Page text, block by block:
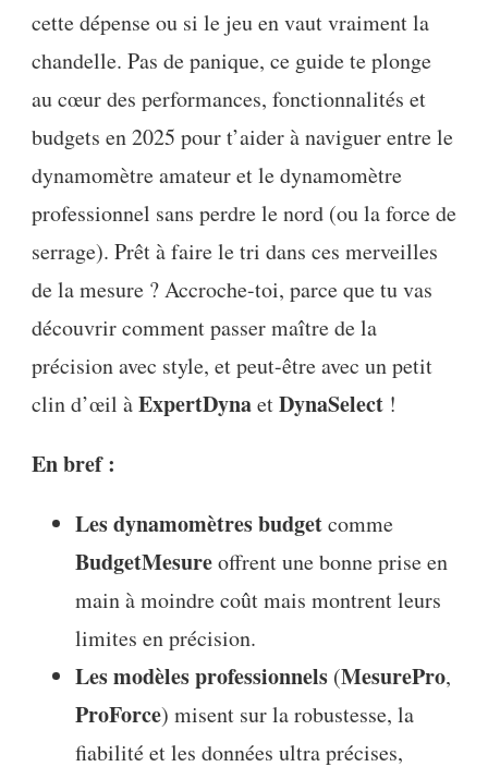
cette dépense ou si le jeu en vaut vraiment la
chandelle. Pas de panique, ce guide te plonge
au cœur des performances, fonctionnalités et
budgets en 2025 pour t’aider à naviguer entre le
dynamomètre amateur et le dynamomètre
professionnel sans perdre le nord (ou la force de
serrage). Prêt à faire le tri dans ces merveilles
de la mesure ? Accroche-toi, parce que tu vas
découvrir comment passer maître de la
précision avec style, et peut-être avec un petit
clin d’œil àExpertDynaetDynaSelect !
En bref :
Les dynamomètres budgetcomme
BudgetMesureoffrent une bonne prise en
main à moindre coût mais montrent leurs
limites en précision.
Les modèles professionnels (MesurePro,
ProForce) misent sur la robustesse, la
fiabilité et les données ultra précises,